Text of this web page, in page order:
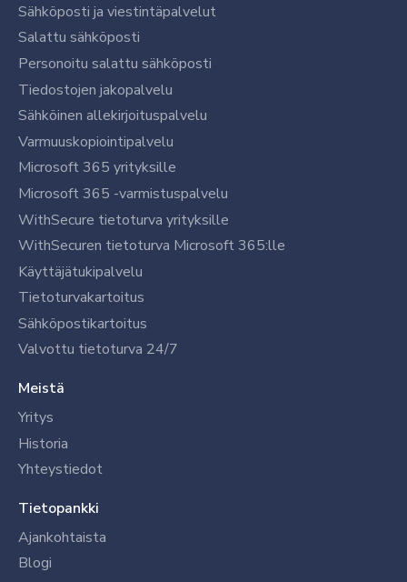
Sähköposti ja viestintäpalvelut
Salattu sähköposti
Personoitu salattu sähköposti
Tiedostojen jakopalvelu
Sähköinen allekirjoituspalvelu
Varmuuskopiointipalvelu
Microsoft 365 yrityksille
Microsoft 365 -varmistuspalvelu
WithSecure tietoturva yrityksille
WithSecuren tietoturva Microsoft 365:lle
Käyttäjätukipalvelu
Tietoturvakartoitus
Sähköpostikartoitus
Valvottu tietoturva 24/7
Meistä
Yritys
Historia
Yhteystiedot
Tietopankki
Ajankohtaista
Blogi